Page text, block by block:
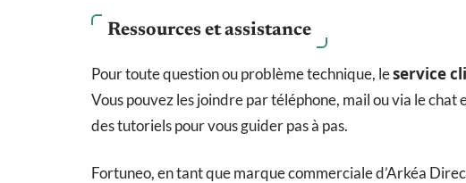
Ressources et assistance
Pour toute question ou problème technique, leservice
Vous pouvez les joindre par téléphone, mail ou via le
des tutoriels pour vous guider pas à pas.
Fortuneo, en tant que marque commerciale d’Arkéa